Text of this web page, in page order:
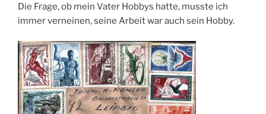
Die Frage, ob mein Vater Hobbys hatte, musste ich
immer verneinen, seine Arbeit war auch sein Hobby.